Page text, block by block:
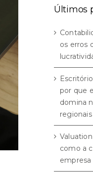
Últimos
os erros
por que
domina
como a